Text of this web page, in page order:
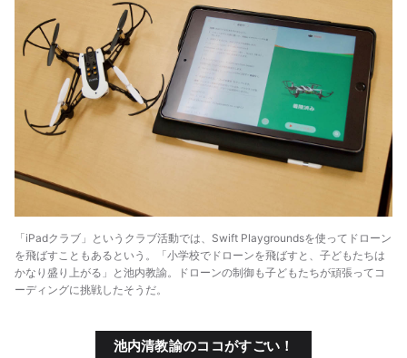
「iPadクラブ」というクラブ活動では、Swift Playgroundsを使ってドローン
を飛ばすこともあるという。「小学校でドローンを飛ばすと、子どもたちは
かなり盛り上がる」と池内教諭。ドローンの制御も子どもたちが頑張ってコ
ーディングに挑戦したそうだ。
池内清教諭のココがすごい！